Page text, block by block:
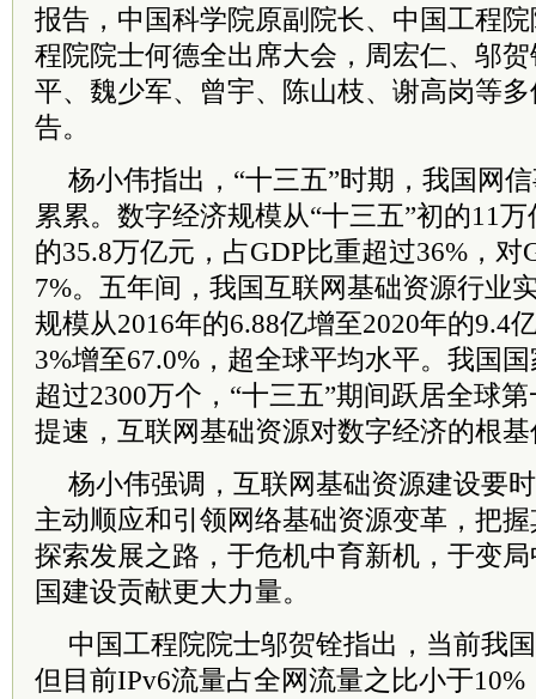
报告，中国科学院原副院长、中国工程
程院院士何德全出席大会，周宏仁、邬
平、魏少军、曾宇、陈山枝、谢高岗等
告。
杨小伟指出，“十三五”时期，我国网
累累。数字经济规模从“十三五”初的11
的35.8万亿元，占GDP比重超过36%，对
7%。五年间，我国互联网基础资源行业
规模从2016年的6.88亿增至2020年的9.4
3%增至67.0%，超全球平均水平。我国
超过2300万个，“十三五”期间跃居全球
提速，互联网基础资源对数字经济的根
杨小伟强调，互联网基础资源建设要
主动顺应和引领网络基础资源变革，把
探索发展之路，于危机中育新机，于变
国建设贡献更大力量。
中国工程院院士邬贺铨指出，当前我
但目前IPv6流量占全网流量之比小于